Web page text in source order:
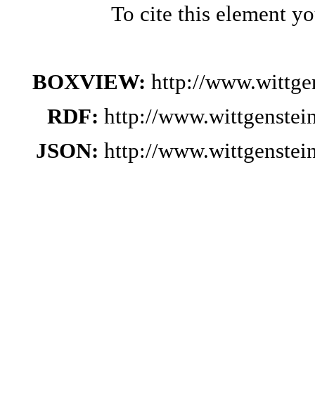
To cite this element
BOXVIEW: http://
RDF: http://
JSON: http://